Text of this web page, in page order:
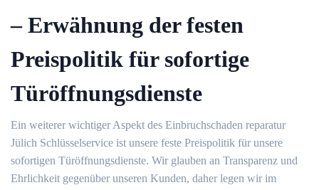
– Erwähnung der festen
Preispolitik für sofortige
Türöffnungsdienste
Ein weiterer wichtiger Aspekt des Einbruchschaden reparatur
Jülich Schlüsselservice ist unsere feste Preispolitik für unsere
sofortigen Türöffnungsdienste.​ Wir glauben an Transparenz und
Ehrlichkeit gegenüber unseren Kunden, daher legen wir im